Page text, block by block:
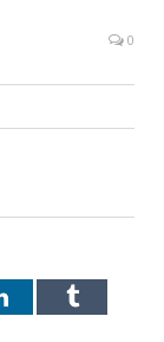
0
LinkedInTumblr